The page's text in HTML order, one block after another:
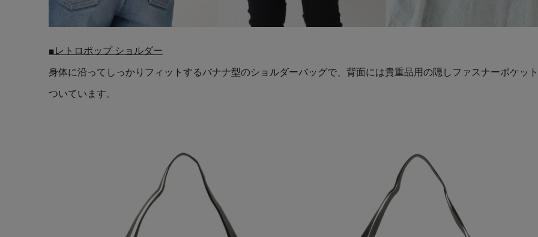
■レトロポップ ショルダー
身体に沿ってしっかりフィットするバナナ型のショルダーバッグで、背面には貴重品用の隠しファスナーポケッ
ついています。